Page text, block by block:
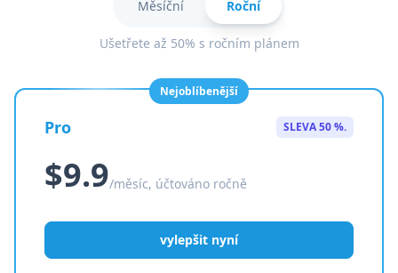
Měsíční Roční
Ušetřete až 50% s ročním plánem
Nejoblíbenější
Pro SLEVA 50 %.
$9.9/měsíc, účtováno ročně
vylepšit nyní